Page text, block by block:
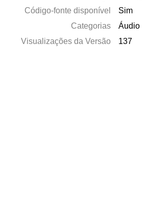
Código-fonte disponível
Sim
Categorias
Áudio
Visualizações da Versão
137